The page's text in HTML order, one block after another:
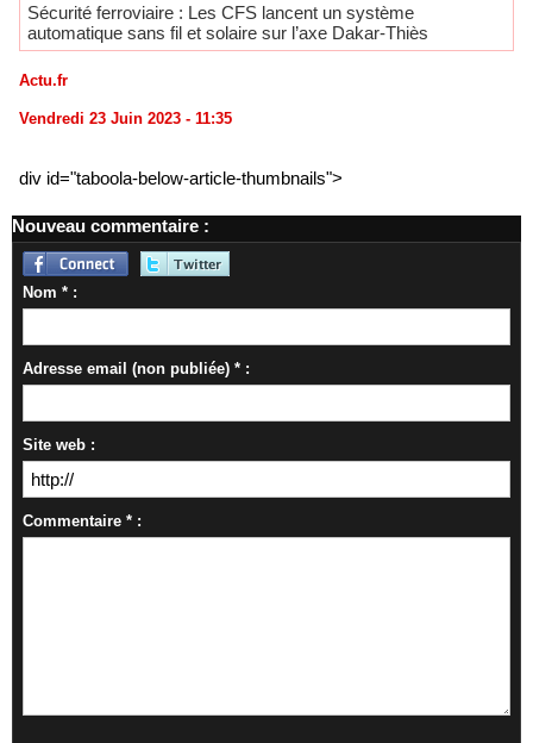
Sécurité ferroviaire : Les CFS lancent un système
automatique sans fil et solaire sur l’axe Dakar-Thiès
Actu.fr
Vendredi 23 Juin 2023 - 11:35
div id="taboola-below-article-thumbnails">
Nouveau commentaire :
Nom * :
Adresse email (non publiée) * :
Site web :
Commentaire * :